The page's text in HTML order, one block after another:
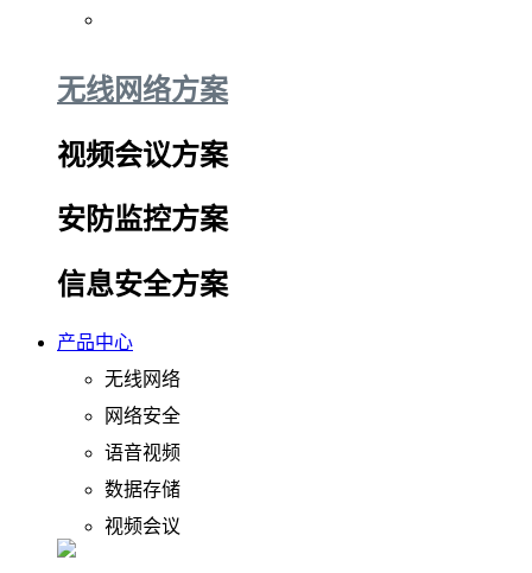
无线网络方案
视频会议方案
安防监控方案
信息安全方案
产品中心
无线网络
网络安全
语音视频
数据存储
视频会议